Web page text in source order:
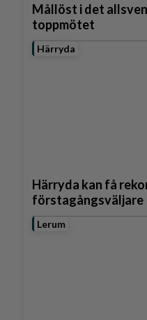
Mållöst i det
toppmötet
Härryda
Härryda kan få
förstagångsväljare
Lerum